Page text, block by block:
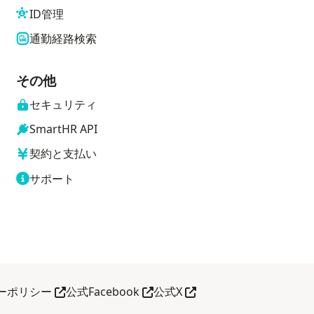
ID管理
通勤経路検索
その他
セキュリティ
SmartHR API
契約と支払い
サポート
ポリシー 別タブで開く
公式Facebook別タブで開く
公式X別タブで開く